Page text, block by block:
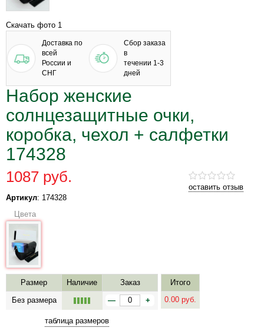
Скачать фото 1
Доставка по
всей
России и
СНГ
Сбор заказа
в
течении 1-3
дней
Набор женские
солнцезащитные очки,
коробка, чехол + салфетки
174328
оставить отзыв
1087 руб.
Артикул: 174328
Цвета
Размер Наличие
Заказ
Без размера
— +
Итого
0.00 руб.
таблица размеров